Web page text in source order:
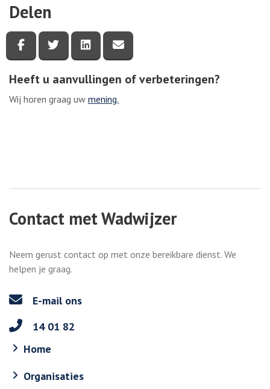
Delen
Deel deze pagina via Facebook
Deel deze pagina via Twitter
Deel deze pagina via LinkedIn
Heeft u aanvullingen of verbeteringen?
Wij horen graag uw mening.
Contact met Wadwijzer
Neem gerust contact op met onze bereikbare dienst. We
helpen je graag.
E-mail ons
14 01 82
Home
Organisaties